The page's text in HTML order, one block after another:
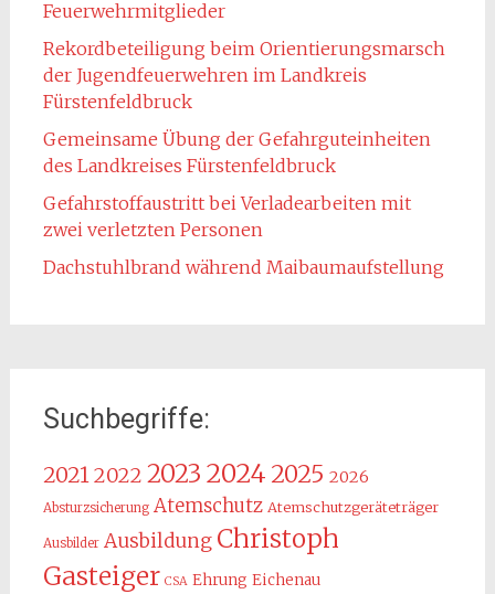
Feuerwehrmitglieder
Rekordbeteiligung beim Orientierungsmarsch
der Jugendfeuerwehren im Landkreis
Fürstenfeldbruck
Gemeinsame Übung der Gefahrguteinheiten
des Landkreises Fürstenfeldbruck
Gefahrstoffaustritt bei Verladearbeiten mit
zwei verletzten Personen
Dachstuhlbrand während Maibaumaufstellung
Suchbegriffe:
20212022 2023 2024 2025 2026
Absturzsicherung Atemschutz Atemschutzgeräteträger
Ausbilder Ausbildung Christoph
Gasteiger CSA Ehrung Eichenau